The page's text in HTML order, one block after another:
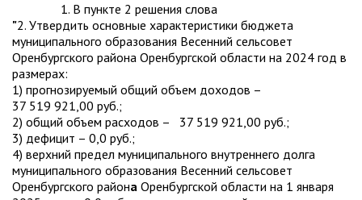
1. В пункте 2 решения слова
"2. Утвердить основные характеристики бюджета
муниципального образования Весенний сельсовет
Оренбургского района Оренбургской области на 2024 год в
размерах:
1) прогнозируемый общий объем доходов –
37 519 921,00 руб.;
2) общий объем расходов – 37 519 921,00 руб.;
3) дефицит – 0,0 руб.;
4) верхний предел муниципального внутреннего долга
муниципального образования Весенний сельсовет
Оренбургского района Оренбургской области на 1 января